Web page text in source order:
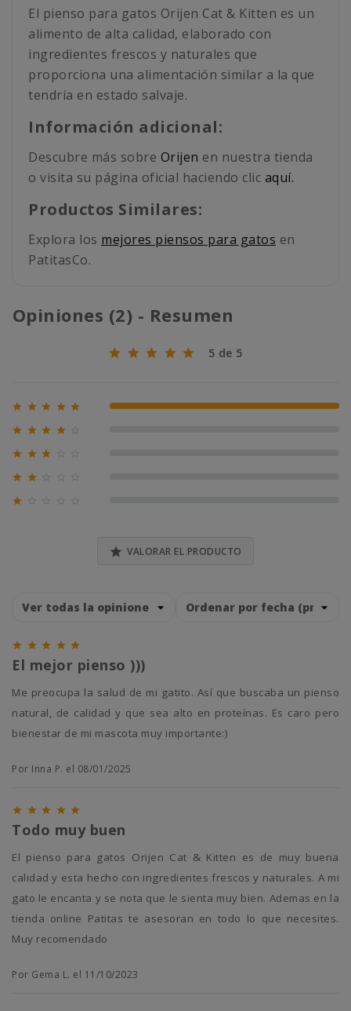
El pienso para gatos Orijen Cat & Kitten es un
alimento de alta calidad, elaborado con
ingredientes frescos y naturales que
proporciona una alimentación similar a la que
tendría en estado salvaje.
Información adicional:
Descubre más sobre Orijen en nuestra tienda
o visita su página oficial haciendo clic aquí.
Productos Similares:
Explora los mejores piensos para gatos en
PatitasCo.
Opiniones (2) - Resumen
5 de 5
     100% (2)
   
  
 

 VALORAR EL PRODUCTO
    
El mejor pienso )))
Me preocupa la salud de mi gatito. Así que buscaba un pienso
natural, de calidad y que sea alto en proteínas. Es caro pero
bienestar de mi mascota muy importante:)
Por Inna P. el 08/01/2025
    
Todo muy buen
El pienso para gatos Orijen Cat & Kitten es de muy buena
calidad y esta hecho con ingredientes frescos y naturales. A mi
gato le encanta y se nota que le sienta muy bien. Ademas en la
tienda online Patitas te asesoran en todo lo que necesites.
Muy recomendado
Por Gema L. el 11/10/2023